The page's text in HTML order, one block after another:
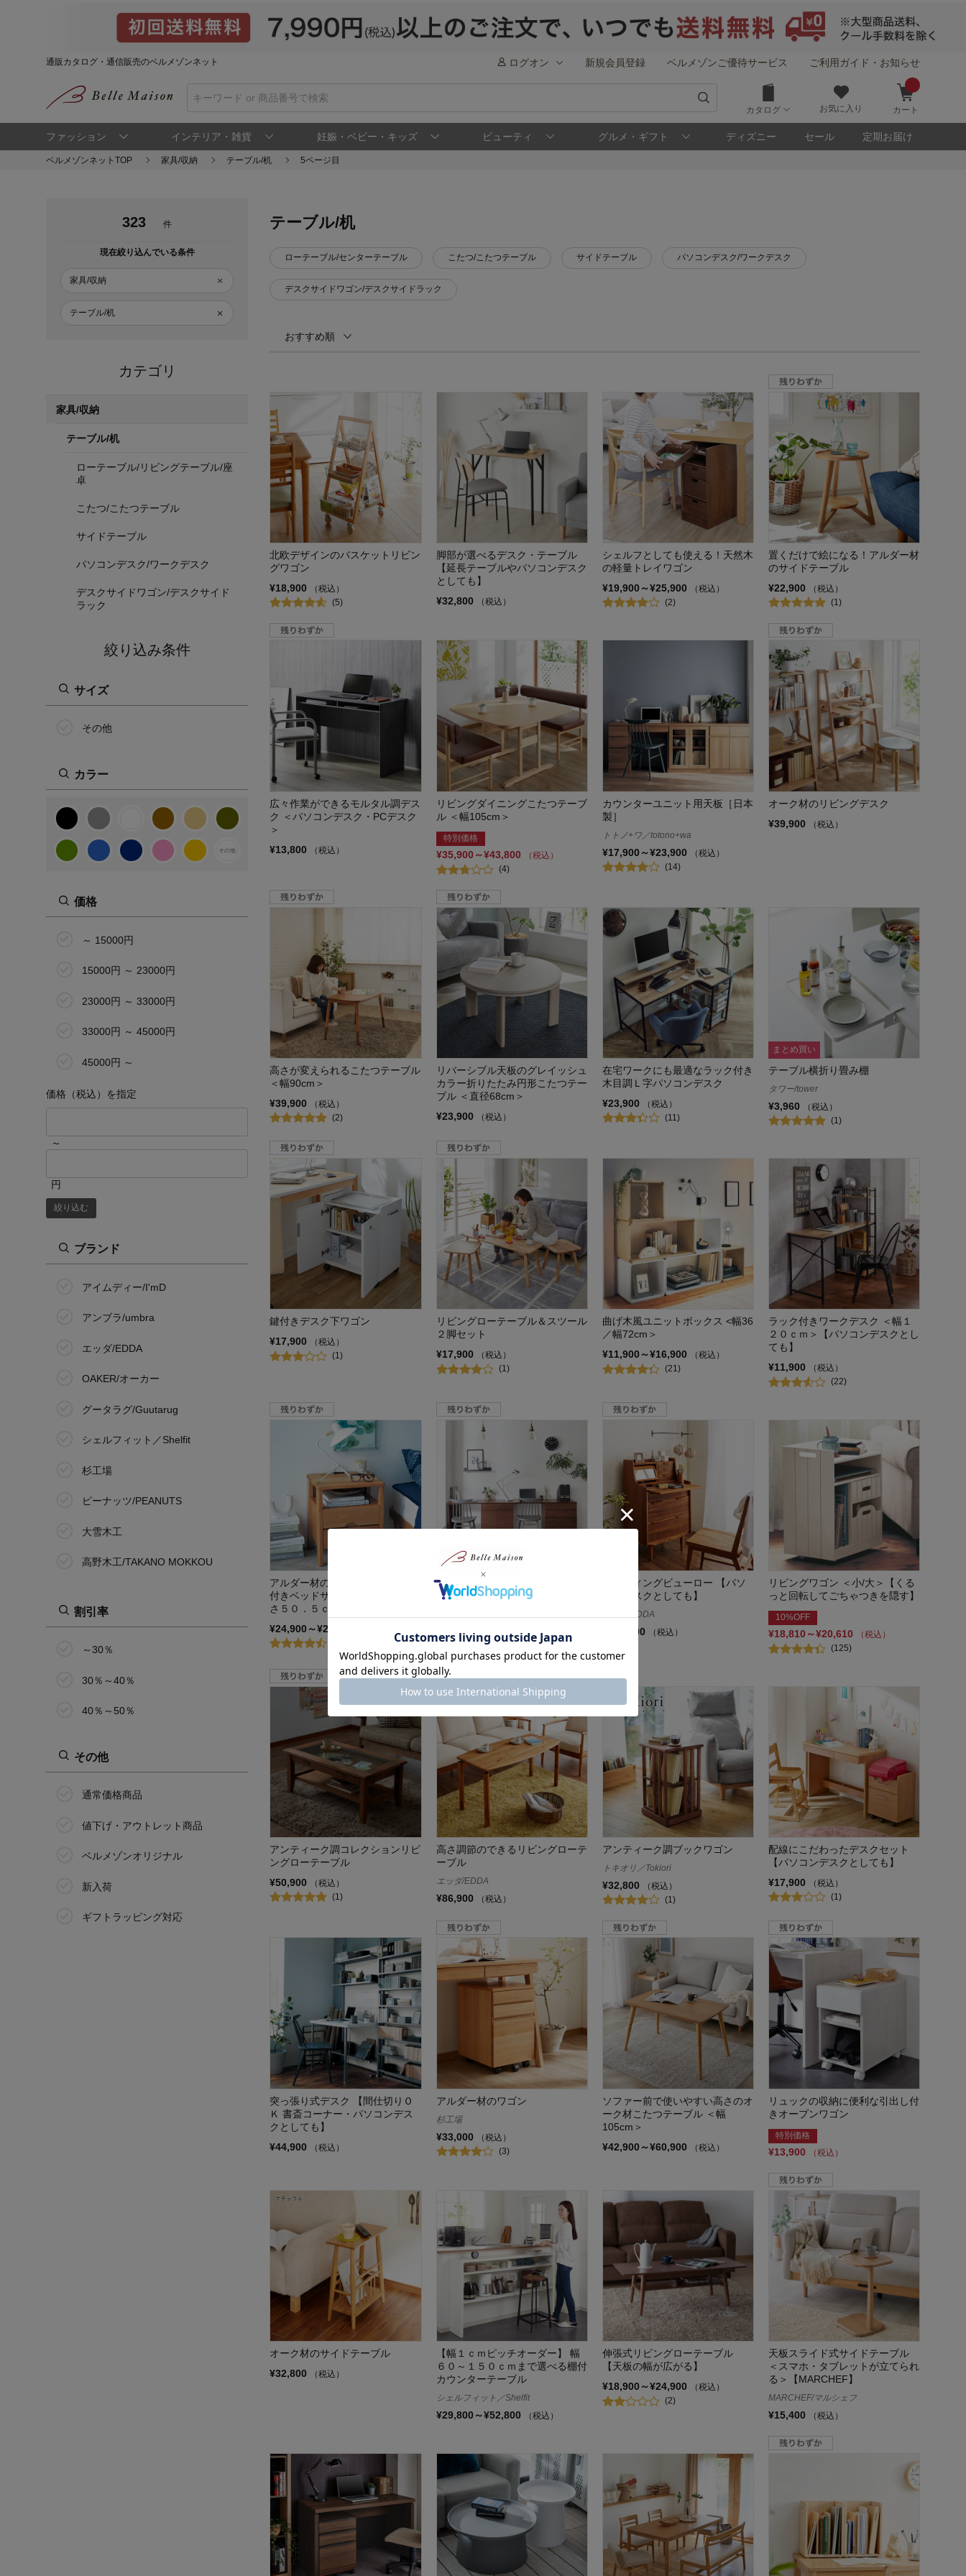
通販カタログ・通信販売のベルメゾンネット ログオン 新規会員登録 ベルメゾンご優待サービス ご利用ガイド・お知らせ
カタログ お気に入り カート
ファッション インテリア・雑貨 妊娠・ベビー・キッズ ビューティ グルメ・ギフト ディズニー セール 定期お届け
ベルメゾンネットTOP 家具/収納 テーブル/机 5ページ目
323 件
現在絞り込んでいる条件
家具/収納
テーブル/机
カテゴリ
家具/収納
テーブル/机
ローテーブル/リビングテーブル/座
卓
こたつ/こたつテーブル
サイドテーブル
パソコンデスク/ワークデスク
デスクサイドワゴン/デスクサイド
ラック
絞り込み条件
サイズ
その他
カラー
その他
価格
～ 15000円
15000円 ～ 23000円
23000円 ～ 33000円
33000円 ～ 45000円
45000円 ～
価格（税込）を指定
～
円
絞り込む
ブランド
アイムディー/I'mD
アンブラ/umbra
エッダ/EDDA
OAKER/オーカー
グータラグ/Guutarug
シェルフィット／Shelfit
杉工場
ピーナッツ/PEANUTS
大雪木工
高野木工/TAKANO MOKKOU
天童木工
トキオリ／Tokiori
トトノ+ワ／totono+wa
ム/NOWHERE LIKE HOME
ピーナッツ/PEANUTS
Herit./ヘリット
BELLE MAISON DAYS
ベルメゾンのオーダー家具
堀田木工所
割引率
～30％
30％～40％
40％～50％
その他
通常価格商品
値下げ・アウトレット商品
ベルメゾンオリジナル
新入荷
ギフトラッピング対応
テーブル/机
ローテーブル/センターテーブル こたつ/こたつテーブル サイドテーブル パソコンデスク/ワークデスク
デスクサイドワゴン/デスクサイドラック
おすすめ順
北欧デザインのバスケットリビン
グワゴン
¥18,900
（税込）
(5)
脚部が選べるデスク・テーブル
【延長テーブルやパソコンデスク
としても】
¥32,800
（税込）
シェルフとしても使える！天然木
の軽量トレイワゴン
¥19,900～¥25,900
（税込）
(2)
置くだけで絵になる！アルダー材
のサイドテーブル
¥22,900
（税込）
(1)
広々作業ができるモルタル調デス
ク ＜パソコンデスク・PCデスク
＞
¥13,800
（税込）
リビングダイニングこたつテーブ
ル ＜幅105cm＞
特別価格
¥35,900～¥43,800
（税込）
(4)
カウンターユニット用天板［日本
製］
トトノ+ワ／totono+wa
¥17,900～¥23,900
（税込）
(14)
オーク材のリビングデスク
¥39,900
（税込）
高さが変えられるこたつテーブル
＜幅90cm＞
¥39,900
（税込）
(2)
リバーシブル天板のグレイッシュ
カラー折りたたみ円形こたつテー
ブル ＜直径68cm＞
¥23,900
（税込）
在宅ワークにも最適なラック付き
木目調Ｌ字パソコンデスク
¥23,900
（税込）
(11)
まとめ買い
テーブル横折り畳み棚
タワー/tower
¥3,960
（税込）
(1)
鍵付きデスク下ワゴン
¥17,900
（税込）
(1)
リビングローテーブル＆スツール
２脚セット
¥17,900
（税込）
(1)
曲げ木風ユニットボックス <幅36
／幅72cm＞
¥11,900～¥16,900
（税込）
(21)
ラック付きワークデスク ＜幅１
２０ｃｍ＞【パソコンデスクとし
ても】
¥11,900
（税込）
(22)
アルダー材の引出し＆コンセント
付きベッドサイドテーブル ＜高
さ５０．５ｃｍ＞
¥24,900～¥26,900
ウォルナット材のカウンターユニ
ット【ASTER】
¥17,000～¥82,000 （税込）
ライティングビューロー 【パソ
コンデスクとしても】
エッダ/EDDA
¥148,500 （税込）
リビングワゴン ＜小/大＞【くる
っと回転してごちゃつきを隠す】
10%OFF
¥18,810～¥20,610
（税込）
(125)
アンティーク調コレクションリビ
ングローテーブル
¥50,900
（税込）
(1)
高さ調節のできるリビングローテ
ーブル
エッダ/EDDA
¥86,900 （税込）
アンティーク調ブックワゴン
トキオリ／Tokiori
¥32,800
（税込）
(1)
配線にこだわったデスクセット
【パソコンデスクとしても】
¥17,900
（税込）
(1)
突っ張り式デスク 【間仕切りＯ
Ｋ 書斎コーナー・パソコンデス
クとしても】
¥44,900
（税込）
アルダー材のワゴン
杉工場
¥33,000
（税込）
(3)
ソファー前で使いやすい高さのオ
ーク材こたつテーブル ＜幅
105cm＞
¥42,900～¥60,900
（税込）
リュックの収納に便利な引出し付
きオープンワゴン
特別価格
¥13,900 （税込）
オーク材のサイドテーブル
¥32,800
（税込）
【幅１ｃｍピッチオーダー】 幅
６０～１５０ｃｍまで選べる棚付
カウンターテーブル
シェルフィット／Shelfit
¥29,800～¥52,800 （税込）
伸張式リビングローテーブル
【天板の幅が広がる】
¥18,900～¥24,900
（税込）
(2)
天板スライド式サイドテーブル
＜スマホ・タブレットが立てられ
る＞【MARCHEF】
MARCHEF/マルシェフ
¥15,400 （税込）